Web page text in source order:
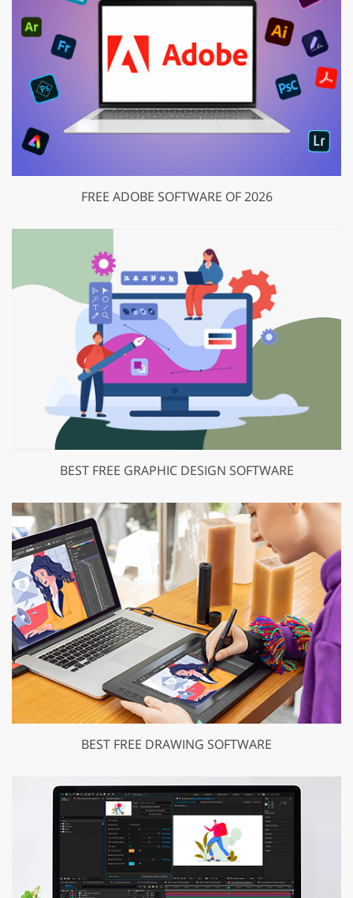
FREE ADOBE SOFTWARE OF 2026
BEST FREE GRAPHIC DESIGN SOFTWARE
BEST FREE DRAWING SOFTWARE